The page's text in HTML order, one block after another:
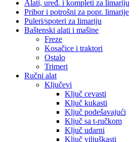
Alati, uređ. i kompleti za limariju
Pribor i potrošni za popr. limarije
Puleri/spoteri za limariju
Baštenski alati i mašine
Freze
Kosačice i traktori
Ostalo
Trimeri
Ručni alat
Ključevi
Ključ cevasti
Ključ kukasti
Ključ podešavajući
Ključ sa t-ručkom
Ključ udarni
Ključ viljuškasti